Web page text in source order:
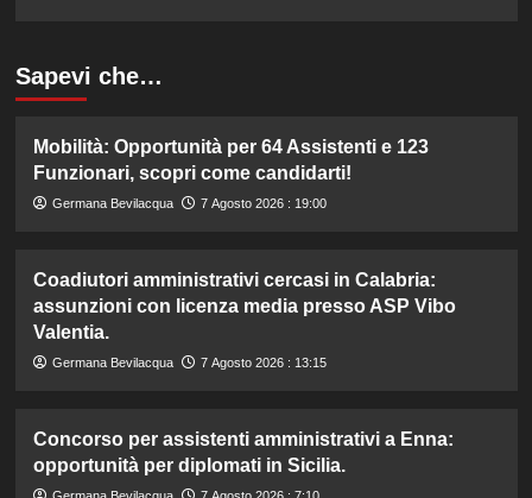
Sapevi che…
Mobilità: Opportunità per 64 Assistenti e 123
Funzionari, scopri come candidarti!
Germana Bevilacqua 7 Agosto 2026 : 19:00
Coadiutori amministrativi cercasi in Calabria:
assunzioni con licenza media presso ASP Vibo
Valentia.
Germana Bevilacqua 7 Agosto 2026 : 13:15
Concorso per assistenti amministrativi a Enna:
opportunità per diplomati in Sicilia.